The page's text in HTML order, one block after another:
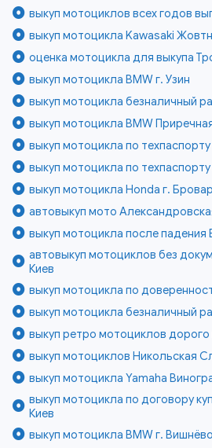
выкуп мотоциклов всех годов
выкуп мотоцикла Kawasaki
оценка мотоцикла для выкупа
выкуп мотоцикла BMW г. Узин
выкуп мотоцикла безналичный
выкуп мотоцикла BMW
выкуп мотоцикла по
выкуп мотоцикла по
выкуп мотоцикла Honda г.
автовыкуп мото
выкуп мотоцикла после падения
автовыкуп мотоциклов без
Киев
выкуп мотоцикла по
выкуп мотоцикла безналичный
выкуп ретро мотоциклов дорого
выкуп мотоциклов Никольская
выкуп мотоцикла Yamaha
выкуп мотоцикла по договору
Киев
выкуп мотоцикла BMW г.